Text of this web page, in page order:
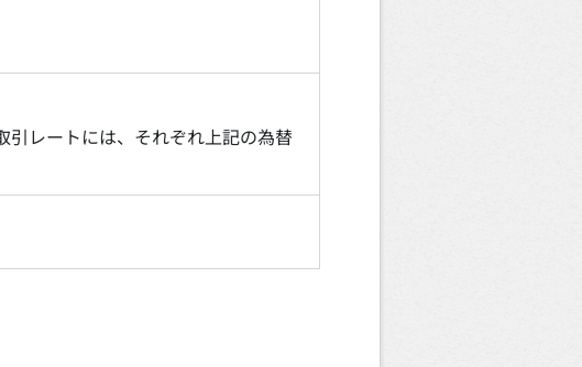
レートには、それぞれ上記の為替